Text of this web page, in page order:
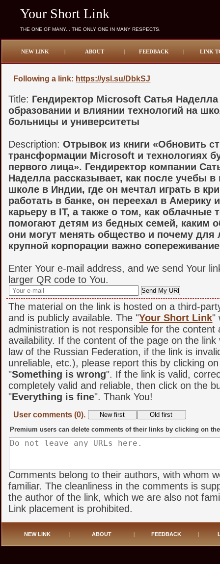
Your Short Link
THE ONE OF MANY... THE ONLY ONE IN MANY RESPECTS.
NEW LINK | ABOUT | FEEDBACK | LINK
Following a link: https://ysl.su/DbkSJ
Title: Гендиректор Microsoft Сатья
образовании и влиянии технологий на
больницы и университеты
Description:Отрывок из книги «Обновить
трансформации Microsoft и технологиях
первого лица». Гендиректор компании
Наделла рассказывает, как после учебы в
школе в Индии, где он мечтал играть в
работать в банке, он переехал в Америку
карьеру в IT, а также о том, как облачные
помогают детям из бедных семей, каким
они могут менять общество и почему для
крупной корпорации важно
Enter Your e-mail address, and we send Your
larger QR code to You.
The material on the link is hosted on a third-
and is publicly available. The "Your Short Link"
administration is not responsible for the content
availability. If the content of the page on the link
law of the Russian Federation, if the link is
unreliable, etc.), please report this by clicking
"Something is wrong". If the link is valid,
completely valid and reliable, then click on the
"Everything is fine". Thank You!
User comments (0).
Premium users can delete comments of their links by clicking on
Comments belong to their authors, with whom
familiar. The cleanliness in the comments is
the author of the link, which we are also not
Link placement is prohibited.
NEW LINK ABOUT FEEDBACK